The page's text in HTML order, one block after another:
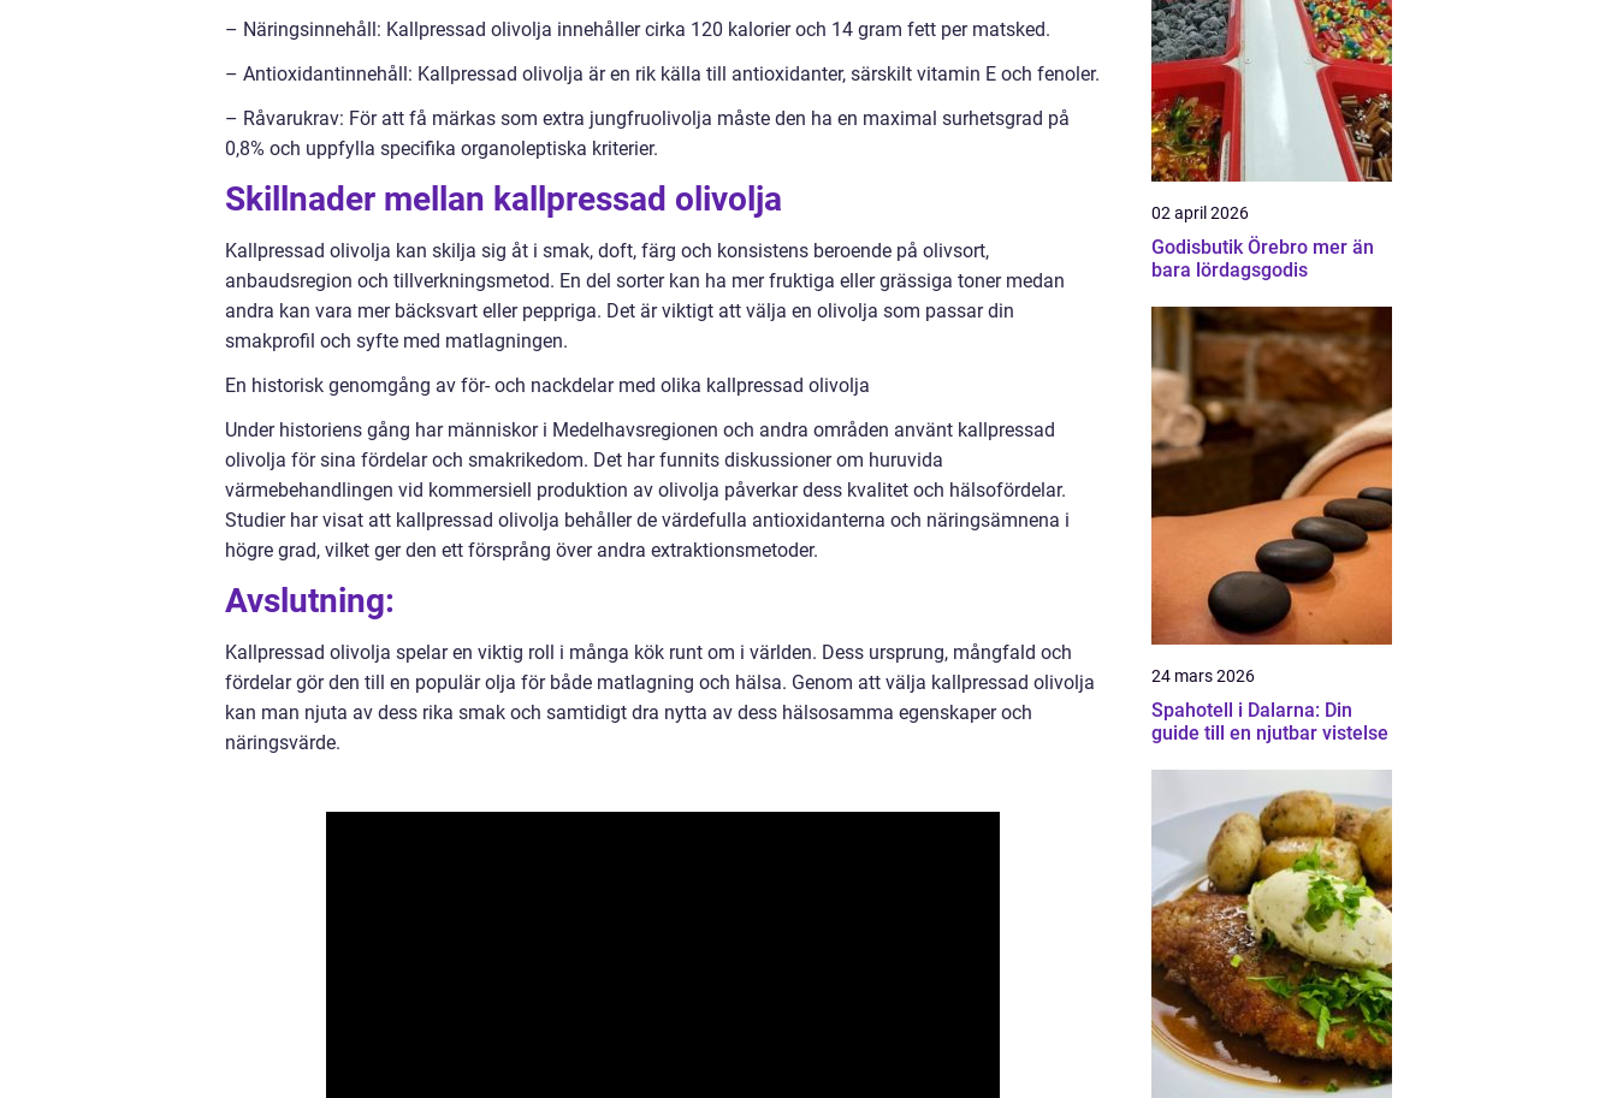
– Näringsinnehåll: Kallpressad olivolja innehåller cirka 120 kalorier och 14 gram fett per matsked.
– Antioxidantinnehåll: Kallpressad olivolja är en rik källa till antioxidanter, särskilt vitamin E och fenoler.
– Råvarukrav: För att få märkas som extra jungfruolivolja måste den ha en maximal surhetsgrad på
0,8% och uppfylla specifika organoleptiska kriterier.
Skillnader mellan kallpressad olivolja
Kallpressad olivolja kan skilja sig åt i smak, doft, färg och konsistens beroende på olivsort,
anbaudsregion och tillverkningsmetod. En del sorter kan ha mer fruktiga eller grässiga toner medan
andra kan vara mer bäcksvart eller peppriga. Det är viktigt att välja en olivolja som passar din
smakprofil och syfte med matlagningen.
En historisk genomgång av för- och nackdelar med olika kallpressad olivolja
Under historiens gång har människor i Medelhavsregionen och andra områden använt kallpressad
olivolja för sina fördelar och smakrikedom. Det har funnits diskussioner om huruvida
värmebehandlingen vid kommersiell produktion av olivolja påverkar dess kvalitet och hälsofördelar.
Studier har visat att kallpressad olivolja behåller de värdefulla antioxidanterna och näringsämnena i
högre grad, vilket ger den ett försprång över andra extraktionsmetoder.
Avslutning:
Kallpressad olivolja spelar en viktig roll i många kök runt om i världen. Dess ursprung, mångfald och
fördelar gör den till en populär olja för både matlagning och hälsa. Genom att välja kallpressad olivolja
kan man njuta av dess rika smak och samtidigt dra nytta av dess hälsosamma egenskaper och
näringsvärde.
02 april 2026
Godisbutik Örebro mer än
bara lördagsgodis
24 mars 2026
Spahotell i Dalarna: Din
guide till en njutbar vistelse